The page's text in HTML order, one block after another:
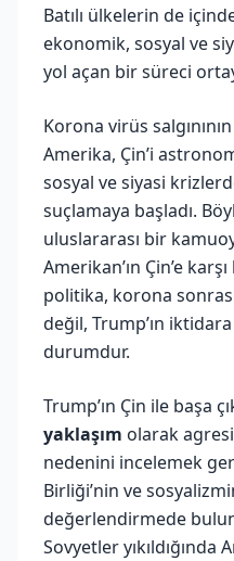
Batılı ülkelerin de
ekonomik, sosyal ve
yol açan bir süreci
Korona virüs
Amerika, Çin’i
sosyal ve siyasi
suçlamaya başladı.
uluslararası bir
Amerikan’ın Çin’e
politika, korona
değil, Trump’ın
durumdur.
Trump’ın Çin ile başa
yaklaşım olarak
nedenini incelemek
Birliği’nin ve
değerlendirmede
Sovyetler yıkıldığında